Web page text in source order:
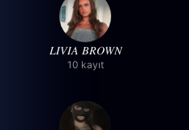
𝐿𝐼𝑉𝐼𝐴 𝐵𝑅𝑂𝑊𝑁
10 kayıt